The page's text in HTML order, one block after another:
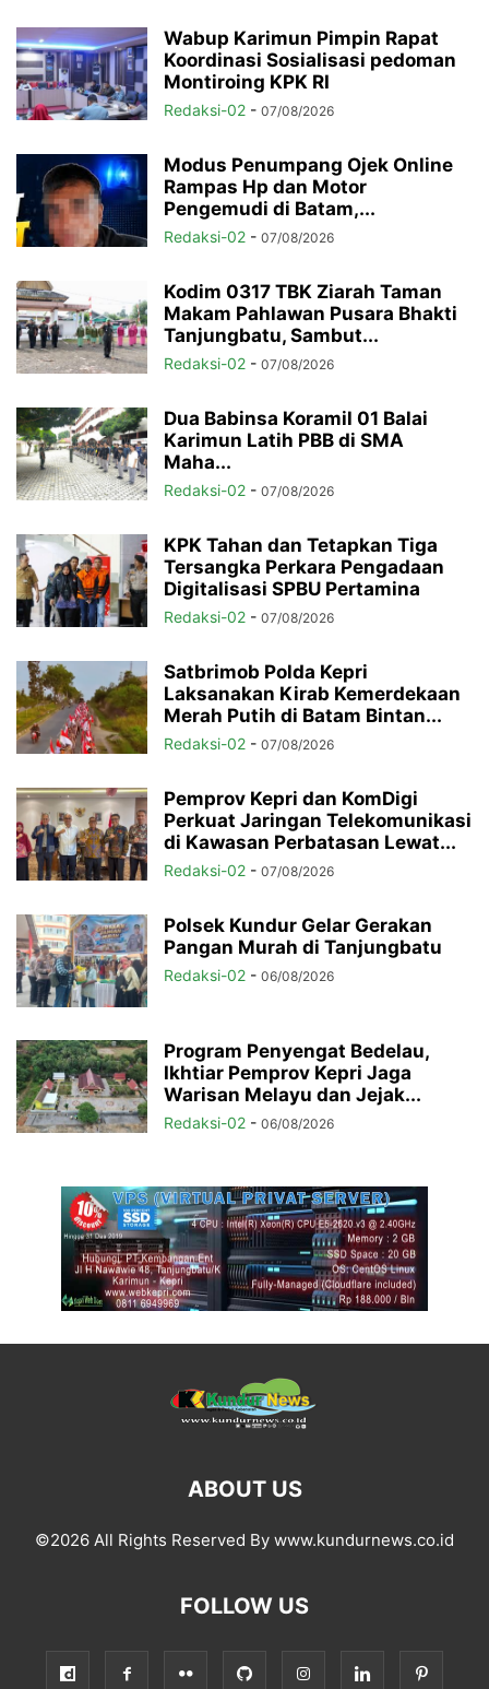
Wabup Karimun Pimpin Rapat
Koordinasi Sosialisasi pedoman
Montiroing KPK RI
Redaksi-02 - 07/08/2026
Modus Penumpang Ojek Online
Rampas Hp dan Motor
Pengemudi di Batam,...
Redaksi-02 - 07/08/2026
Kodim 0317 TBK Ziarah Taman
Makam Pahlawan Pusara Bhakti
Tanjungbatu, Sambut...
Redaksi-02 - 07/08/2026
Dua Babinsa Koramil 01 Balai
Karimun Latih PBB di SMA
Maha...
Redaksi-02 - 07/08/2026
KPK Tahan dan Tetapkan Tiga
Tersangka Perkara Pengadaan
Digitalisasi SPBU Pertamina
Redaksi-02 - 07/08/2026
Satbrimob Polda Kepri
Laksanakan Kirab Kemerdekaan
Merah Putih di Batam Bintan...
Redaksi-02 - 07/08/2026
Pemprov Kepri dan KomDigi
Perkuat Jaringan Telekomunikasi
di Kawasan Perbatasan Lewat...
Redaksi-02 - 07/08/2026
Polsek Kundur Gelar Gerakan
Pangan Murah di Tanjungbatu
Redaksi-02 - 06/08/2026
Program Penyengat Bedelau,
Ikhtiar Pemprov Kepri Jaga
Warisan Melayu dan Jejak...
Redaksi-02 - 06/08/2026
ABOUT US
©2026 All Rights Reserved By www.kundurnews.co.id
FOLLOW US